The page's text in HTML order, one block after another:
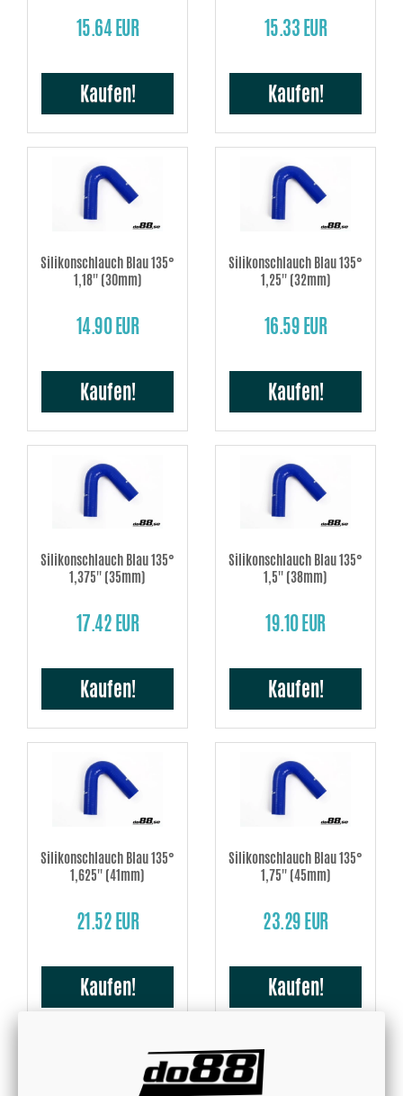
15.64 EUR
Kaufen!
15.33 EUR
Kaufen!
Silikonschlauch Blau 135°
1,18'' (30mm)
14.90 EUR
Kaufen!
Silikonschlauch Blau 135°
1,25'' (32mm)
16.59 EUR
Kaufen!
Silikonschlauch Blau 135°
1,375'' (35mm)
17.42 EUR
Kaufen!
Silikonschlauch Blau 135°
1,5'' (38mm)
19.10 EUR
Kaufen!
Silikonschlauch Blau 135°
1,625'' (41mm)
21.52 EUR
Kaufen!
Silikonschlauch Blau 135°
1,75'' (45mm)
23.29 EUR
Kaufen!